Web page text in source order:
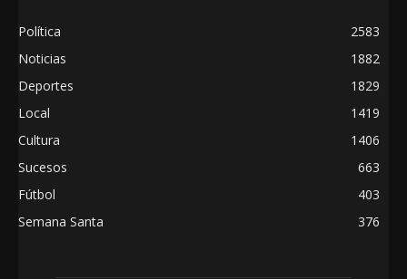
Política
2583
Noticias
1882
Deportes
1829
Local
1419
Cultura
1406
Sucesos
663
Fútbol
403
Semana Santa
376